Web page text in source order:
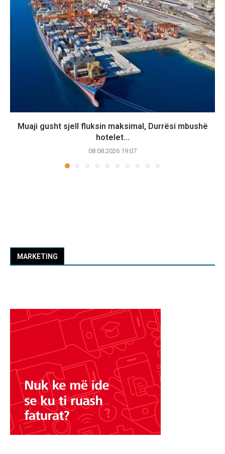
Muaji gusht sjell fluksin maksimal, Durrësi mbushë
hotelet...
08.08.2026 19:07
MARKETING